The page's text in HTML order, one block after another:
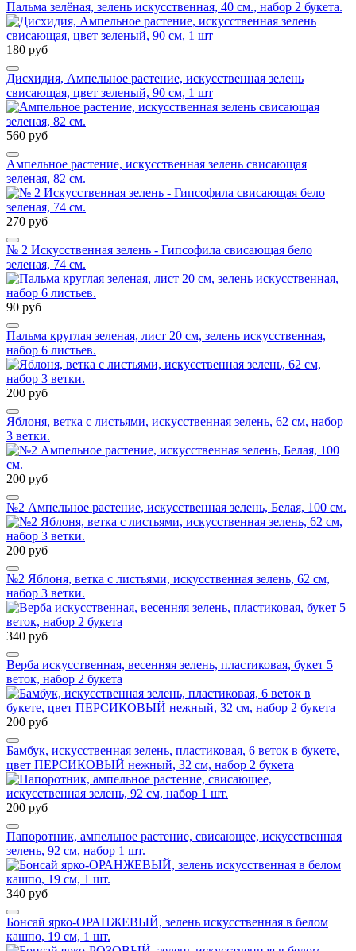
Пальма зелёная, зелень искусственная, 40 см., набор 2 букета.
180 руб
Дисхидия, Ампельное растение, искусственная зелень
свисающая, цвет зеленый, 90 см, 1 шт
560 руб
Ампельное растение, искусственная зелень свисающая
зеленая, 82 см.
270 руб
№ 2 Искусственная зелень - Гипсофила свисающая бело
зеленая, 74 см.
90 руб
Пальма круглая зеленая, лист 20 см, зелень искусственная,
набор 6 листьев.
200 руб
Яблоня, ветка с листьями, искусственная зелень, 62 см, набор
3 ветки.
200 руб
№2 Ампельное растение, искусственная зелень, Белая, 100 см.
200 руб
№2 Яблоня, ветка с листьями, искусственная зелень, 62 см,
набор 3 ветки.
340 руб
Верба искусственная, весенняя зелень, пластиковая, букет 5
веток, набор 2 букета
200 руб
Бамбук, искусственная зелень, пластиковая, 6 веток в букете,
цвет ПЕРСИКОВЫЙ нежный, 32 см, набор 2 букета
200 руб
Папоротник, ампельное растение, свисающее, искусственная
зелень, 92 см, набор 1 шт.
340 руб
Бонсай ярко-ОРАНЖЕВЫЙ, зелень искусственная в белом
кашпо, 19 см, 1 шт.